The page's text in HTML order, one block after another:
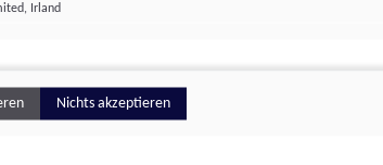
Irland
Nichts akzeptieren